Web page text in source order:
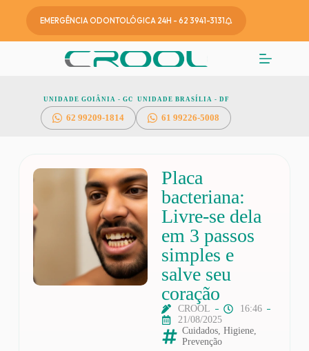
EMERGÊNCIA ODONTOLÓGICA 24H - 62 3941-3131
UNIDADE GOIÂNIA - GO
6299209-1814
UNIDADE BRASÍLIA - DF
61 99226-5008
Placa
bacteriana:
Livre-se dela
em 3 passos
simples e
salve seu
coração
CROOL
16:46
21/08/2025
Cuidados, Higiene,
Prevenção